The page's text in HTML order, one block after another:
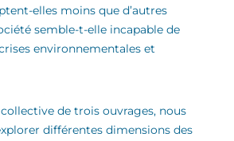
elles moins que d’autres
semble-t-elle incapable de
environnementales et
de trois ouvrages, nous
différentes dimensions des